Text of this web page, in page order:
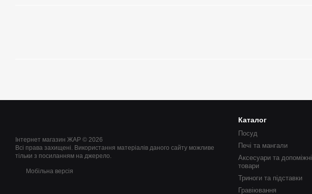
Інтернет магазин ЖАР © 2026
Всі права захищені. Використання матеріалів даного сайту можливе
тільки з посиланням на джерело.
Мобільна версія
Каталог
Посуд
Печі та мангали
Аксесуари та допоміжні
товари
Триноги та підставки
Гравіювання